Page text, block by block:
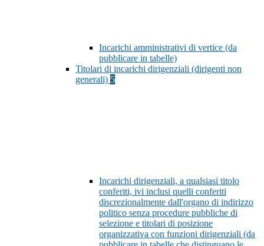
Incarichi amministrativi di vertice (da
pubblicare in tabelle)
Titolari di incarichi dirigenziali (dirigenti non
generali) 5
Incarichi dirigenziali, a qualsiasi titolo
conferiti, ivi inclusi quelli conferiti
discrezionalmente dall'organo di indirizzo
politico senza procedure pubbliche di
selezione e titolari di posizione
organizzativa con funzioni dirigenziali (da